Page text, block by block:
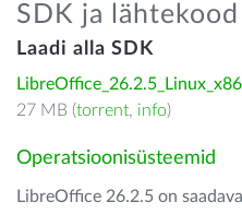
SDK ja lähtekood
Laadi alla SDK
27 MB (torrent, info)
Operatsioonisüsteemid
LibreOffice 26.2.5 on